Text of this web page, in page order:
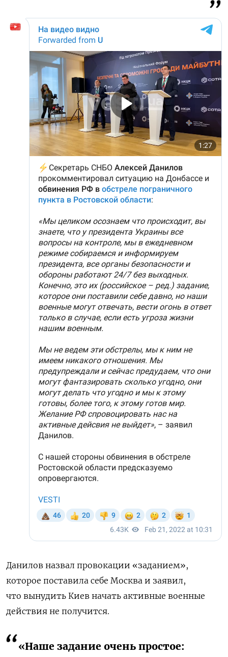
Данилов назвал провокации «заданием»,
которое поставила себе Москва и заявил,
что вынудить Киев начать активные военные
действия не получится.
«Наше задание очень простое: